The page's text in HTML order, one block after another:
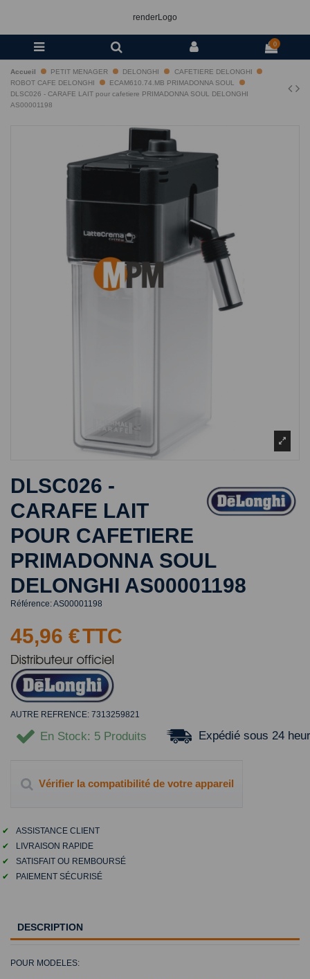
renderLogo
0
Accueil PETIT MENAGER DELONGHI
CAFETIERE DELONGHI
ROBOT CAFE DELONGHI
ECAM610.74.MB PRIMADONNA SOUL
DLSC026 - CARAFE LAIT pour cafetiere PRIMADONNA SOUL DELONGHI
AS00001198
DLSC026 -
CARAFE LAIT
POUR CAFETIERE
PRIMADONNA SOUL
DELONGHI AS00001198
Référence:AS00001198
45,96 €TTC
AUTRE REFRENCE: 7313259821
En Stock: 5 Produits Expédié sous 24
Vérifier la compatibilité de votre appareil
✔
ASSISTANCE CLIENT
✔
LIVRAISON RAPIDE
✔
SATISFAIT OU REMBOURSÉ
✔
PAIEMENT SÉCURISÉ
DESCRIPTION
POUR MODELES: